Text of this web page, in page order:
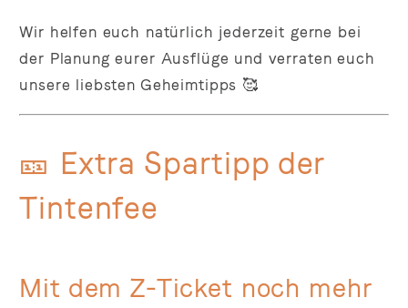
Wir helfen euch natürlich jederzeit gerne bei
der Planung eurer Ausflüge und verraten euch
unsere liebsten Geheimtipps 🥰
🎫 Extra Spartipp der
Tintenfee
Mit dem Z-Ticket noch mehr